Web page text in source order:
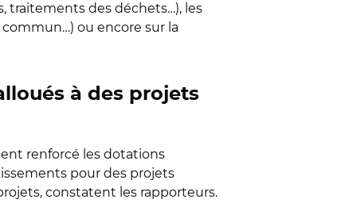
traitements des déchets…), les
ou encore sur la
à des projets
renforcé les dotations
pour des projets
constatent les rapporteurs.